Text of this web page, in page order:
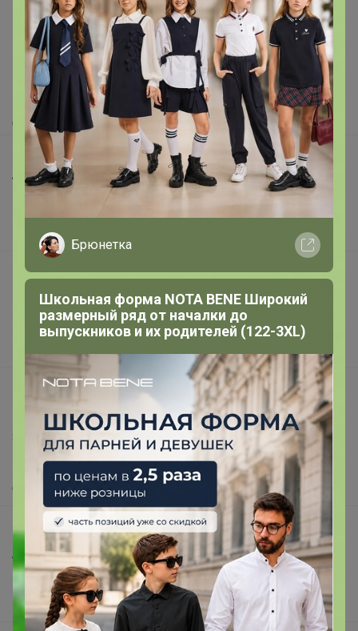
Как здесь все устроено?
Как сделать заказ?
Как получить?
Доставка
Шоурумы
Торговые марки
В наличии
Подарочные сертификаты
Реклама на сайте
Поставщикам
support@24-ok.ru
Написать в поддержку
Защита покупателя
Помощь
О нас
Все предложения
Анонсы
Новости
Поддержка альпак
Брюнетка
Школьная форма NOTA BENE Широкий
размерный ряд от началки до
выпускников и их родителей (122-3XL)